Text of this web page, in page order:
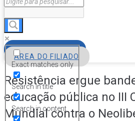
Exact matches only
Search in title
Search in content
ÁREA DO FILIADO
Resistência ergue
educação pública no III
Mundial contra o